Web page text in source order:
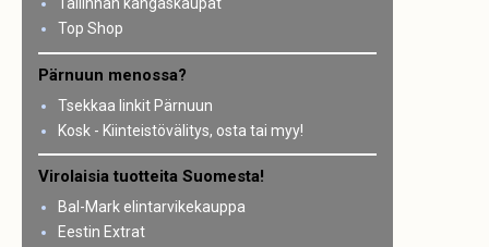
Top Shop
Pärnuun menossa?
Tsekkaa linkit Pärnuun
Kosk - Kiinteistövälitys, osta tai myy!
Virolaisia tuotteita Suomesta!
Bal-Mark elintarvikekauppa
Eestin Extrat